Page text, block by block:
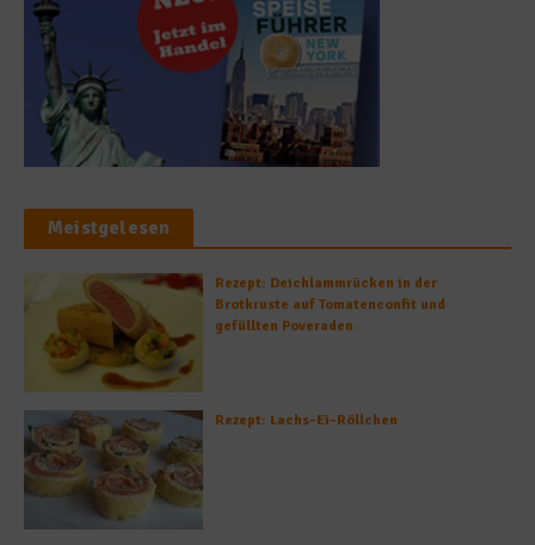
Meistgelesen
Rezept: Deichlammrücken in der
Brotkruste auf Tomatenconfit und
gefüllten Poveraden
Rezept: Lachs-Ei-Röllchen